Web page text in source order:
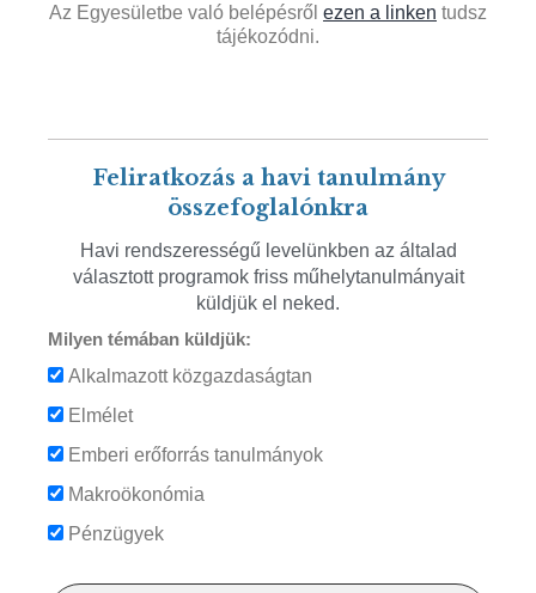
Az Egyesületbe való belépésről ezen a linken tudsz
tájékozódni.
Feliratkozás a havi tanulmány
összefoglalónkra
Havi rendszerességű levelünkben az általad
választott programok friss műhelytanulmányait
küldjük el neked.
Milyen témában küldjük:
Alkalmazott közgazdaságtan
Elmélet
Emberi erőforrás tanulmányok
Makroökonómia
Pénzügyek